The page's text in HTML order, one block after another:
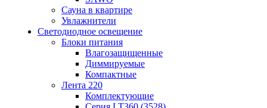
Сауна в квартире
Увлажнители
Светодиодное освещение
Блоки питания
Влагозащищенные
Диммируемые
Компактные
Лента 220
Комплектующие